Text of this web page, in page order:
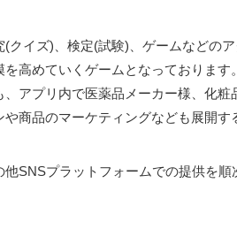
(クイズ)、検定(試験)、ゲームなどの
高めていくゲームとなっております。
アプリ内で医薬品メーカー様、化
商品のマーケティングなども展開す
SNSプラットフォームでの提供を順